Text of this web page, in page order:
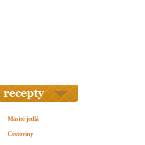
Mäsité jedlá
Cestoviny